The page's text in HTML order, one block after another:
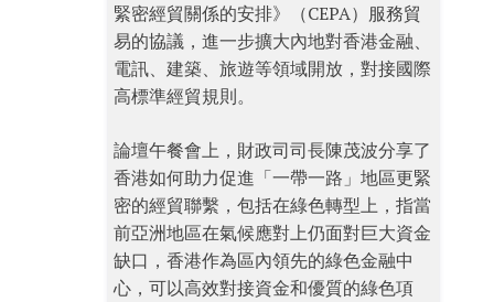
緊密經貿關係的安排》（CEPA）服務貿
易的協議，進一步擴大內地對香港金融、
電訊、建築、旅遊等領域開放，對接國際
高標準經貿規則。
論壇午餐會上，財政司司長陳茂波分享了
香港如何助力促進「一帶一路」地區更緊
密的經貿聯繫，包括在綠色轉型上，指當
前亞洲地區在氣候應對上仍面對巨大資金
缺口，香港作為區內領先的綠色金融中
心，可以高效對接資金和優質的綠色項